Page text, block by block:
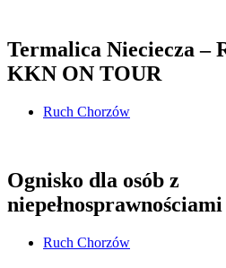
Termalica Nieciecza –
KKN ON TOUR
Ruch Chorzów
Ognisko dla osób z
Ruch Chorzów